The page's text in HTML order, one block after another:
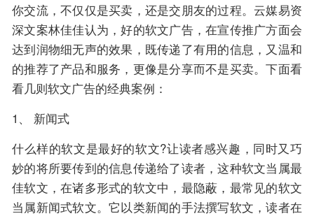
你交流，不仅仅是买卖，还是交朋友的过程。云媒易资
深文案林佳佳认为，好的软文广告，在宣传推广方面会
达到润物细无声的效果，既传递了有用的信息，又温和
的推荐了产品和服务，更像是分享而不是买卖。下面看
看几则软文广告的经典案例：
1、 新闻式
什么样的软文是最好的软文?让读者感兴趣，同时又巧
妙的将所要传到的信息传递给了读者，这种软文当属最
佳软文，在诸多形式的软文中，最隐蔽，最常见的软文
当属新闻式软文。它以类新闻的手法撰写软文，读者在